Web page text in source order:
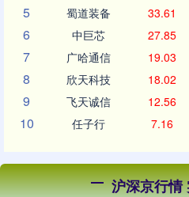
5 蜀道装备 33.61
6 中巨芯 27.85
7 广哈通信 19.03
8 欣天科技 18.02
9 飞天诚信 12.56
10 任子行 7.16
沪深京行情